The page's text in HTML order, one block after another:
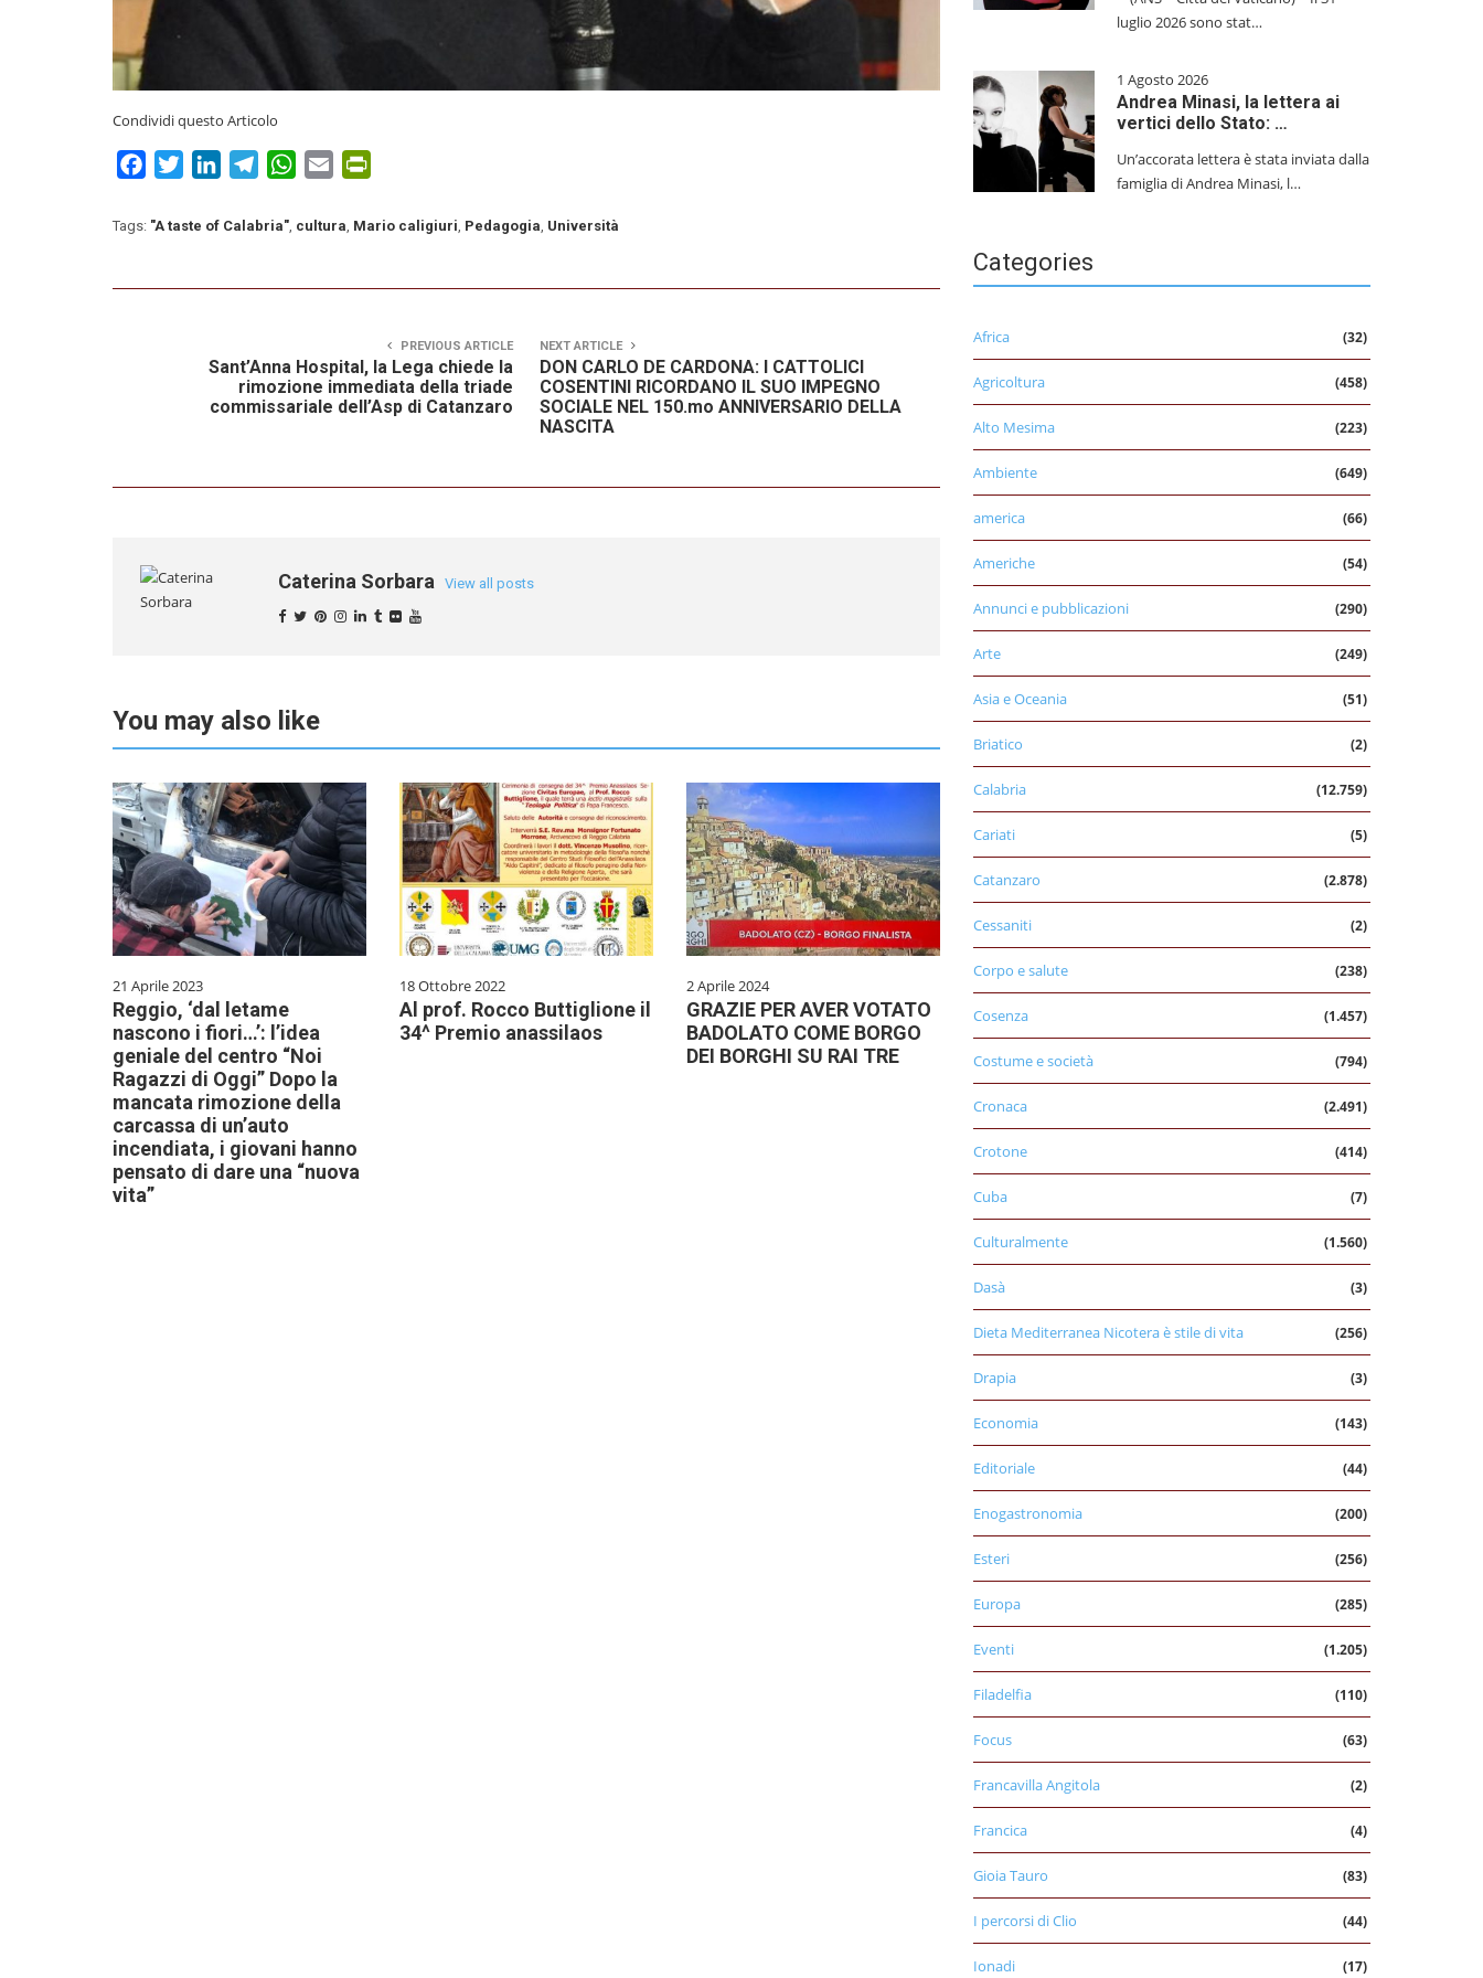
Condividi questo Articolo
FacebookTwitterLinkedInTelegramWhatsApp
Email
Tags: "A taste of Calabria", cultura, Mario caligiuri, Pedagogia, Università
PREVIOUS ARTICLE
Sant’Anna Hospital, la Lega chiede la
rimozione immediata della triade
commissariale dell’Asp di Catanzaro
NEXT ARTICLE
DON CARLO DE CARDONA: I CATTOLICI
COSENTINI RICORDANO IL SUO IMPEGNO
SOCIALE NEL 150.mo ANNIVERSARIO DELLA
NASCITA
Caterina Sorbara View all posts
You may also like
21 Aprile 2023
Reggio, ‘dal letame
nascono i fiori…’: l’idea
geniale del centro “Noi
Ragazzi di Oggi” Dopo la
mancata rimozione della
carcassa di un’auto
incendiata, i giovani hanno
pensato di dare una “nuova
vita”
18 Ottobre 2022
Al prof. Rocco Buttiglione il
34^ Premio anassilaos
2 Aprile 2024
GRAZIE PER AVER VOTATO
BADOLATO COME BORGO
DEI BORGHI SU RAI TRE
luglio 2026 sono stat…
1 Agosto 2026
Andrea Minasi, la lettera ai
vertici dello Stato: …
Un’accorata lettera è stata inviata dalla
famiglia di Andrea Minasi, l…
Categories
Africa (32)
Agricoltura (458)
Alto Mesima (223)
Ambiente (649)
america (66)
Americhe (54)
Annunci e pubblicazioni (290)
Arte (249)
Asia e Oceania (51)
Briatico (2)
Calabria (12.759)
Cariati (5)
Catanzaro (2.878)
Cessaniti (2)
Corpo e salute (238)
Cosenza (1.457)
Costume e società (794)
Cronaca (2.491)
Crotone (414)
Cuba (7)
Culturalmente (1.560)
Dasà (3)
Dieta Mediterranea Nicotera è stile di vita (256)
Drapia (3)
Economia (143)
Editoriale (44)
Enogastronomia (200)
Esteri (256)
Europa (285)
Eventi (1.205)
Filadelfia (110)
Focus (63)
Francavilla Angitola (2)
Francica (4)
Gioia Tauro (83)
I percorsi di Clio (44)
Ionadi (17)